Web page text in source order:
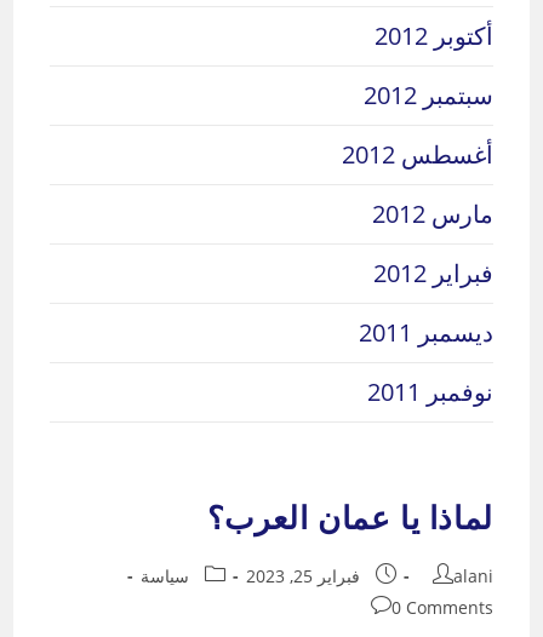
أكتوبر 2012
سبتمبر 2012
أغسطس 2012
مارس 2012
فبراير 2012
ديسمبر 2011
نوفمبر 2011
لماذا يا عمان العرب؟
Post
author:
alani
Post
published:
فبراير 25, 2023
Post
سياسة
Post
0 Comments